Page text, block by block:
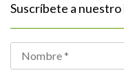
Suscríbete a